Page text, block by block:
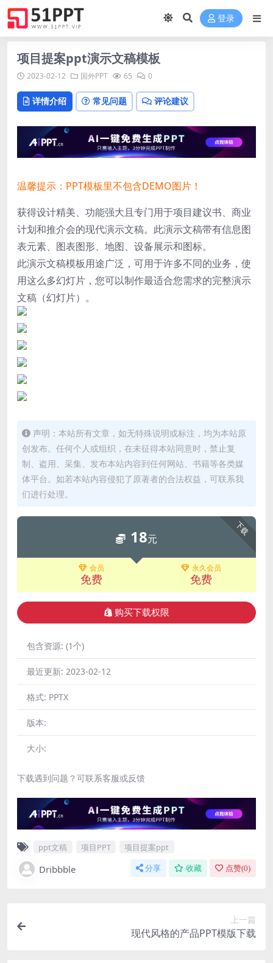
登录
项目提案ppt演示文稿模板
2023-02-12 国外PPT 65 0
详情介绍 常见问题 评论建议
温馨提示：PPT模板里不包含DEMO图片！
获得设计精美、功能强大且专门用于项目建议书、商业
计划和推介会的现代演示文稿。此演示文稿带有信息图
表元素、图表图形、地图、设备展示和图标。
此演示文稿模板用途广泛，可用于许多不同的业务，使
用这么多幻灯片，您可以制作最适合您需求的完整演示
文稿（幻灯片）。
声明：本站所有文章，如无特殊说明或标注，均为本站原
创发布。任何个人或组织，在未征得本站同意时，禁止复
制、盗用、采集、发布本站内容到任何网站、书籍等各类媒
体平台。如若本站内容侵犯了原著者的合法权益，可联系我
们进行处理。
下载
18元
会员
免费
永久会员
免费
购买下载权限
包含资源: (1个)
最近更新: 2023-02-12
格式: PPTX
版本:
大小:
下载遇到问题？可联系客服或反馈
ppt文稿 项目PPT 项目提案ppt
Dribbble 分享 收藏 点赞(0)
上一篇
现代风格的产品PPT模版下载